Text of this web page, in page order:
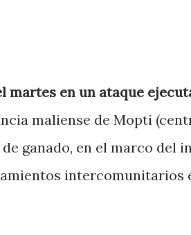
martes en un ataque
maliense de Mopti
ganado, en el marco del
intercomunitarios